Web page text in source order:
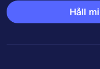
Håll